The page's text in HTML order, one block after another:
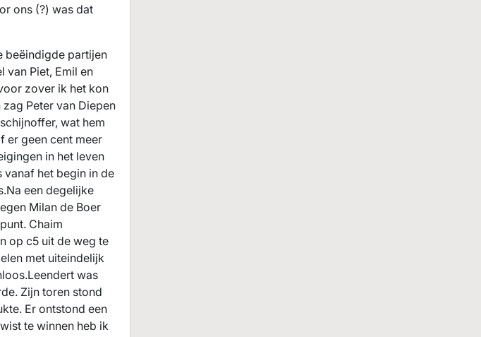
ons (?) was dat
beëindigde partijen
van Piet, Emil en
zover ik het kon
Peter van Diepen
wat hem
er geen cent meer
in het leven
vanaf het begin in de
een degelijke
Milan de Boer
Chaim
op c5 uit de weg te
met uiteindelijk
was
Zijn toren stond
Er ontstond een
te winnen heb ik